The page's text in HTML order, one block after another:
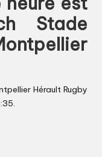
Stade
Hérault Rugby